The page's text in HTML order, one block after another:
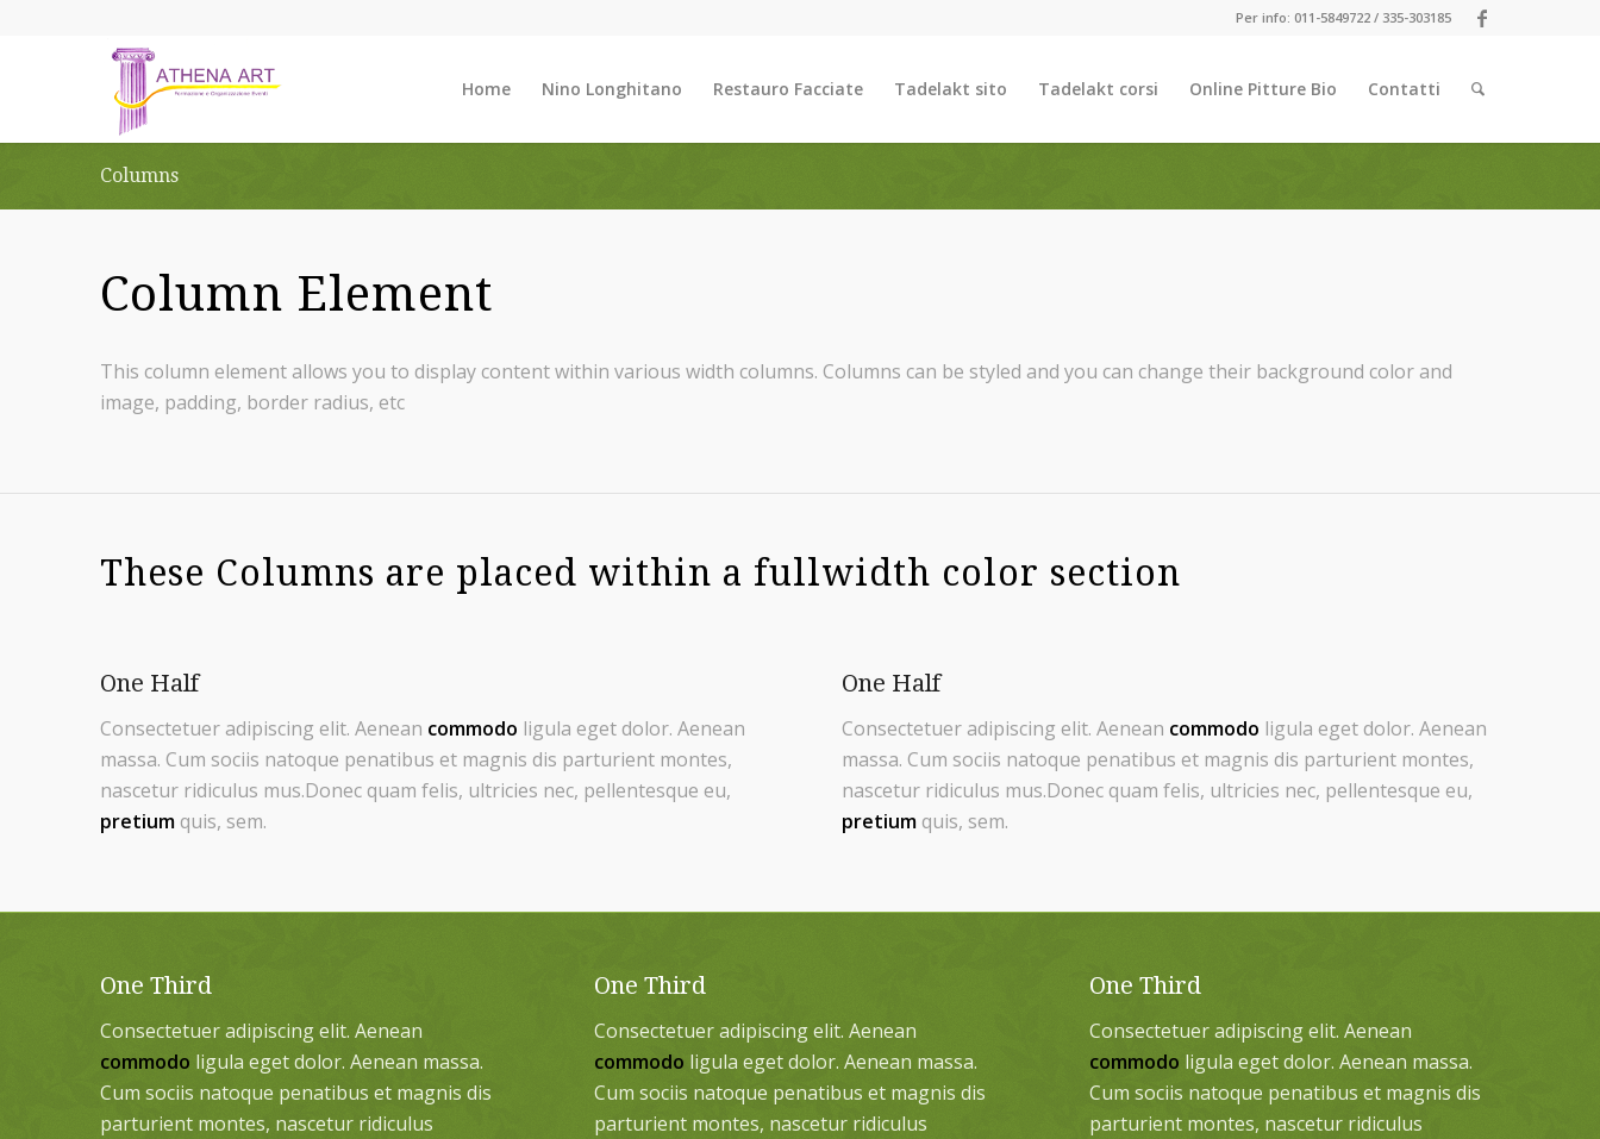
Per info: 011-5849722 / 335-303185
Home Nino Longhitano Restauro Facciate Tadelakt sito Tadelakt corsi Online Pitture Bio Contatti
Columns
Column Element
This column element allows you to display content within various width columns. Columns can be styled and you can change their background color and
image, padding, border radius, etc
These Columns are placed within a fullwidth color section
One Half
Consectetuer adipiscing elit. Aenean commodo ligula eget dolor. Aenean
massa. Cum sociis natoque penatibus et magnis dis parturient montes,
nascetur ridiculus mus.Donec quam felis, ultricies nec, pellentesque eu,
pretiumquis, sem.
One Half
Consectetuer adipiscing elit. Aenean commodo ligula eget dolor. Aenean
massa. Cum sociis natoque penatibus et magnis dis parturient montes,
nascetur ridiculus mus.Donec quam felis, ultricies nec, pellentesque eu,
pretium quis, sem.
One Third
Consectetuer adipiscing elit. Aenean
commodo ligula eget dolor. Aenean massa.
Cum sociis natoque penatibus et magnis dis
parturient montes, nascetur ridiculus
One Third
Consectetuer adipiscing elit. Aenean
commodo ligula eget dolor. Aenean massa.
Cum sociis natoque penatibus et magnis dis
parturient montes, nascetur ridiculus
One Third
Consectetuer adipiscing elit. Aenean
commodo ligula eget dolor. Aenean massa.
Cum sociis natoque penatibus et magnis dis
parturient montes, nascetur ridiculus